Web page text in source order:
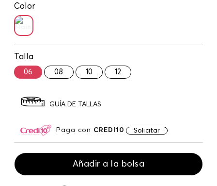
Color
Talla
06 08 10 12
GUÍA DE TALLAS
Paga con CREDI10 Solicitar
Añadir a la bolsa